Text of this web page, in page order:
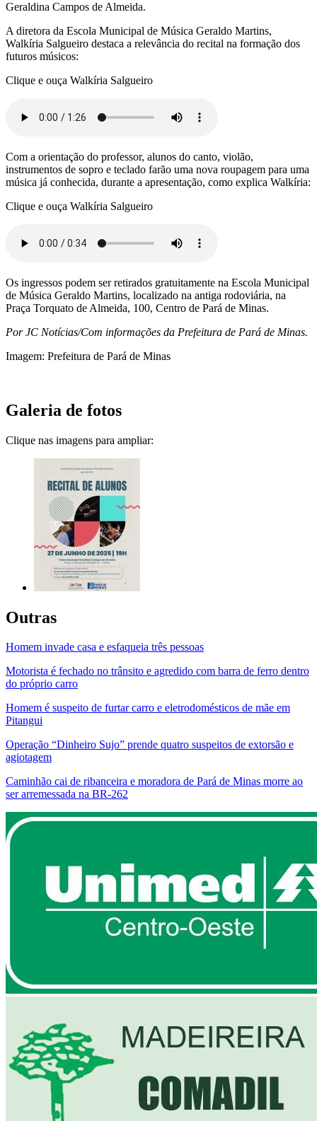
Geraldina Campos de Almeida.
A diretora da Escola Municipal de Música Geraldo Martins,
Walkíria Salgueiro destaca a relevância do recital na formação dos
futuros músicos:
Clique e ouça Walkíria Salgueiro
Com a orientação do professor, alunos do canto, violão,
instrumentos de sopro e teclado farão uma nova roupagem para uma
música já conhecida, durante a apresentação, como explica Walkíria:
Clique e ouça Walkíria Salgueiro
Os ingressos podem ser retirados gratuitamente na Escola Municipal
de Música Geraldo Martins, localizado na antiga rodoviária, na
Praça Torquato de Almeida, 100, Centro de Pará de Minas.
Por JC Notícias/Com informações da Prefeitura de Pará de Minas.
Imagem: Prefeitura de Pará de Minas
Galeria de fotos
Clique nas imagens para ampliar:
Outras
Homem invade casa e esfaqueia três pessoas
Motorista é fechado no trânsito e agredido com barra de ferro dentro
do próprio carro
Homem é suspeito de furtar carro e eletrodomésticos de mãe em
Pitangui
Operação “Dinheiro Sujo” prende quatro suspeitos de extorsão e
agiotagem
Caminhão cai de ribanceira e moradora de Pará de Minas morre ao
ser arremessada na BR-262